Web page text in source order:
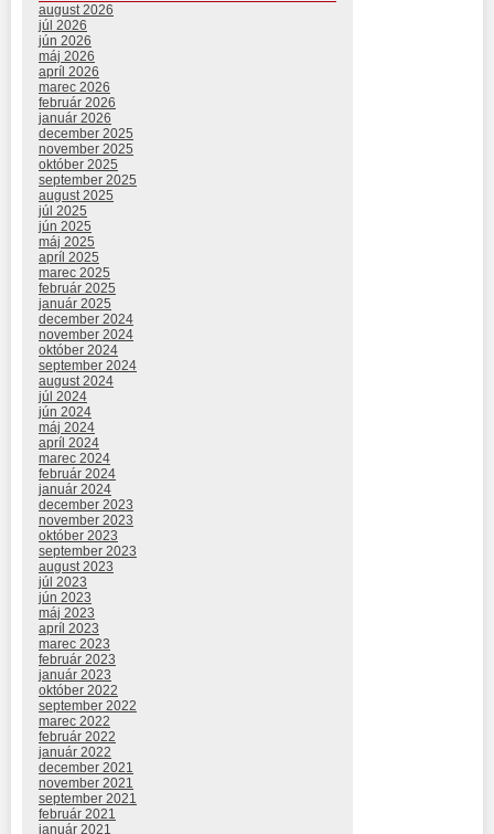
august 2026
júl 2026
jún 2026
máj 2026
apríl 2026
marec 2026
február 2026
január 2026
december 2025
november 2025
október 2025
september 2025
august 2025
júl 2025
jún 2025
máj 2025
apríl 2025
marec 2025
február 2025
január 2025
december 2024
november 2024
október 2024
september 2024
august 2024
júl 2024
jún 2024
máj 2024
apríl 2024
marec 2024
február 2024
január 2024
december 2023
november 2023
október 2023
september 2023
august 2023
júl 2023
jún 2023
máj 2023
apríl 2023
marec 2023
február 2023
január 2023
október 2022
september 2022
marec 2022
február 2022
január 2022
december 2021
november 2021
september 2021
február 2021
január 2021